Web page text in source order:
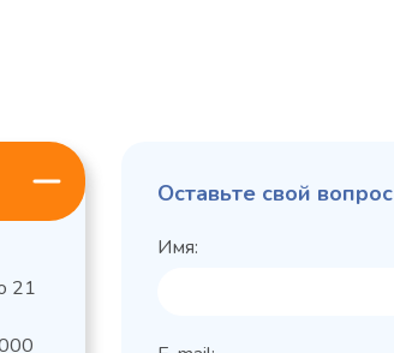
21
Оставьте свой вопрос
Имя: